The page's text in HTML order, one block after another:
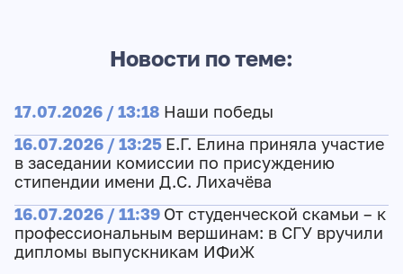
Новости по теме:
17.07.2026 / 13:18 Наши победы
16.07.2026 / 13:25 Е.Г. Елина приняла участие
в заседании комиссии по присуждению
стипендии имени Д.С. Лихачёва
16.07.2026 / 11:39 От студенческой скамьи – к
профессиональным вершинам: в СГУ вручили
дипломы выпускникам ИФиЖ